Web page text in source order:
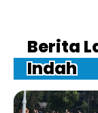
Berita
Indah